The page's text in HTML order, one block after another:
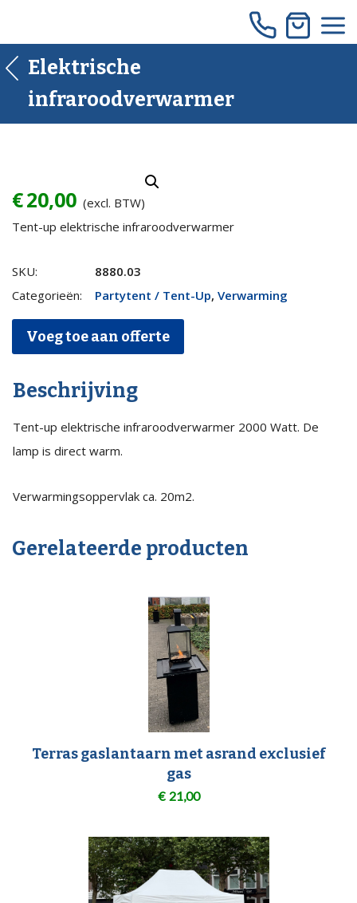
contentElektrische
infraroodverwarmer
€20,00 (excl. BTW)
Tent-up elektrische infraroodverwarmer
Elektrische
infraroodverwarmer
quantity
SKU:
8880.03
Categorieën:
Partytent / Tent-Up, Verwarming
Voeg toe aan offerte
Beschrijving
Tent-up elektrische infraroodverwarmer 2000 Watt. De
lamp is direct warm.
Verwarmingsoppervlak ca. 20m2.
Gerelateerde producten
Terras gaslantaarn met asrand exclusief
gas
€ 21,00